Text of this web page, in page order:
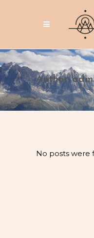
Author:
No posts were